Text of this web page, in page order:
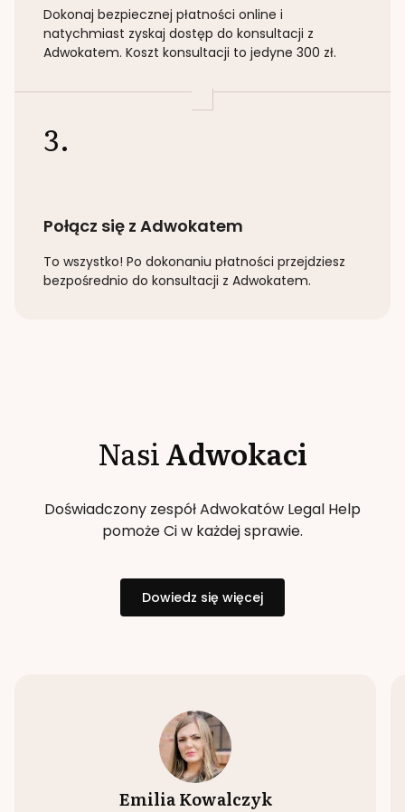
Dokonaj bezpiecznej płatności online i
natychmiast zyskaj dostęp do konsultacji z
Adwokatem. Koszt konsultacji to jedyne 300 zł.
3.
Połącz się z Adwokatem
To wszystko! Po dokonaniu płatności przejdziesz
bezpośrednio do konsultacji z Adwokatem.
NasiAdwokaci
Doświadczony zespół Adwokatów Legal Help
pomoże Ci w każdej sprawie.
Dowiedz się więcej
Emilia Kowalczyk